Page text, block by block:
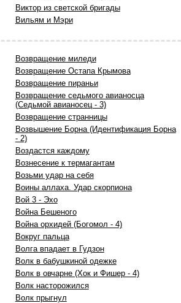
Виктор из светской бригады
Вильям и Мэри
Возвращение миледи
Возвращение Остапа Крымова
Возвращение пираньи
Возвращение седьмого авианосца
(Седьмой авианосец - 3)
Возвращение странницы
Возвышение Борна (Идентификация Борна
- 2)
Воздастся каждому
Вознесение к термагантам
Возьми удар на себя
Воины аллаха. Удар скорпиона
Вой 3 - Эхо
Война Бешеного
Война орхидей (Богомол - 4)
Вокруг пальца
Волга впадает в Гудзон
Волк в бабушкиной одежке
Волк в овчарне (Хок и Фишер - 4)
Волк насторожился
Волк прыгнул